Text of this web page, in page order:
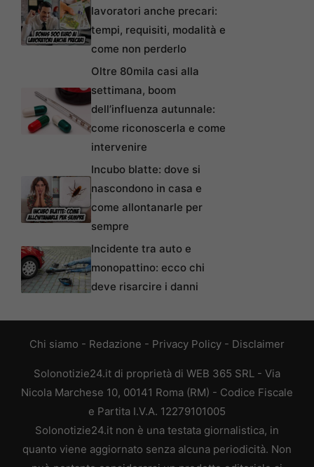
lavoratori anche precari:
tempi, requisiti, modalità e
come non perderlo
Oltre 80mila casi alla
settimana, boom
dell’influenza autunnale:
come riconoscerla e come
intervenire
Incubo blatte: dove si
nascondono in casa e
come allontanarle per
sempre
Incidente tra auto e
monopattino: ecco chi
deve risarcire i danni
Chi siamo - Redazione - Privacy Policy - Disclaimer
Solonotizie24.it di proprietà di WEB 365 SRL - Via
Nicola Marchese 10, 00141 Roma (RM) - Codice Fiscale
e Partita I.V.A. 12279101005
Solonotizie24.it non è una testata giornalistica, in
quanto viene aggiornato senza alcuna periodicità. Non